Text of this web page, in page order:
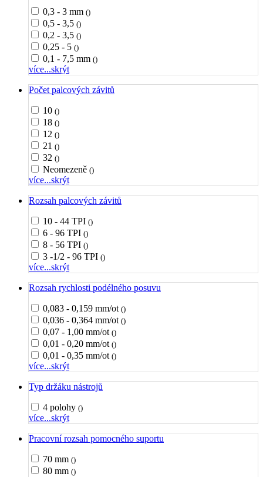
0,3 - 3 mm ()
0,5 - 3,5 ()
0,2 - 3,5 ()
0,25 - 5 ()
0,1 - 7,5 mm ()
více...skrýt
Počet palcových závitů
10 ()
18 ()
12 ()
21 ()
32 ()
Neomezeně ()
více...skrýt
Rozsah palcových závitů
10 - 44 TPI ()
6 - 96 TPI ()
8 - 56 TPI ()
3 -1/2 - 96 TPI ()
více...skrýt
Rozsah rychlosti podélného posuvu
0,083 - 0,159 mm/ot ()
0,036 - 0,364 mm/ot ()
0,07 - 1,00 mm/ot ()
0,01 - 0,20 mm/ot ()
0,01 - 0,35 mm/ot ()
více...skrýt
Typ držáku nástrojů
4 polohy ()
více...skrýt
Pracovní rozsah pomocného suportu
70 mm ()
80 mm ()